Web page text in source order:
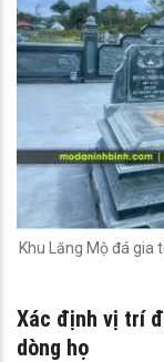
Khu Lăng Mộ đá gia
Xác định vị trí
dòng họ